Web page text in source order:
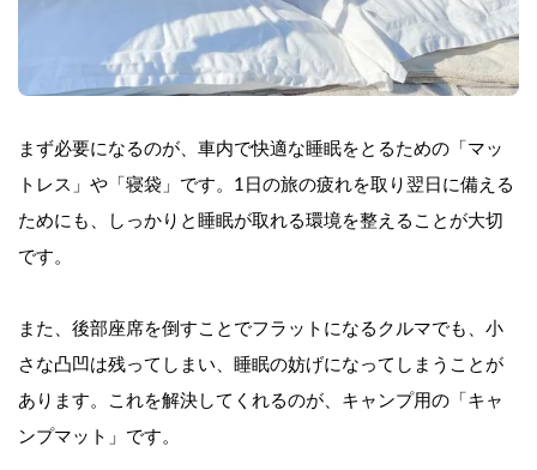
まず必要になるのが、車内で快適な睡眠をとるための「マッ
トレス」や「寝袋」です。1日の旅の疲れを取り翌日に備える
ためにも、しっかりと睡眠が取れる環境を整えることが大切
です。
また、後部座席を倒すことでフラットになるクルマでも、小
さな凸凹は残ってしまい、睡眠の妨げになってしまうことが
あります。これを解決してくれるのが、キャンプ用の「キャ
ンプマット」です。